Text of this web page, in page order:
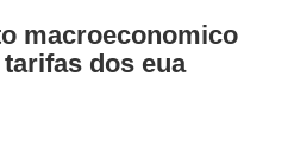
macroeconomico
dos eua